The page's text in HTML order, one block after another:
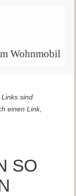
Wohnmobil
sind
einen Link,
SO